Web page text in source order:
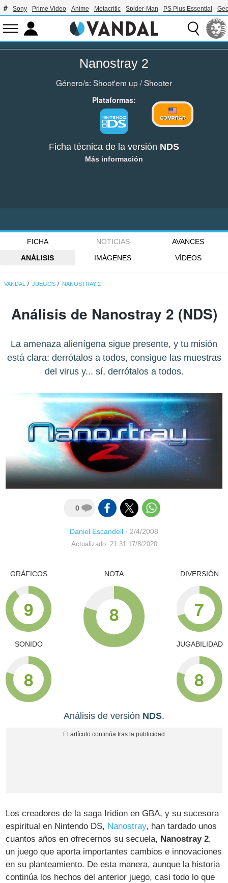
Sony Prime Video Anime Metacritic Spider-Man PS Plus Essential
Nanostray 2
Género/s: Shoot'em up /Shooter
Plataformas:
COMPRAR
Ficha técnica de la versión NDS
Más información
FICHA NOTICIAS
AVANCES
ANÁLISIS
IMÁGENES VÍDEOS
VANDAL JUEGOS NANOSTRAY 2
Análisis de Nanostray 2 (NDS)
La amenaza alienígena sigue presente, y tu misión
está clara: derrótalos a todos, consigue las muestras
del virus y... sí, derrótalos a todos.
0
Daniel Escandell · 2/4/2008
Actualizado: 21:31 17/8/2020
GRÁFICOS
9
SONIDO
8
NOTA
8
DIVERSIÓN
7
JUGABILIDAD
8
Análisis de versión NDS.
Los creadores de la saga Iridion en GBA, y su sucesora
espiritual en Nintendo DS, Nanostray, han tardado unos
cuantos años en ofrecernos su secuela, Nanostray 2,
un juego que aporta importantes cambios e innovaciones
en su planteamiento. De esta manera, aunque la historia
continúa los hechos del anterior juego, casi todo lo que